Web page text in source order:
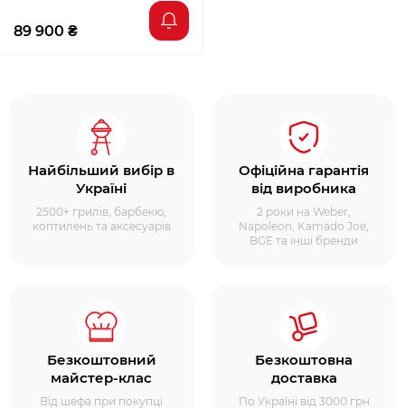
89 900 ₴
Найбільший вибір в
Україні
2500+ грилів, барбекю,
коптилень та аксесуарів
Офіційна гарантія
від виробника
2 роки на Weber,
Napoleon, Kamado Joe,
BGE та інші бренди
Безкоштовний
майстер-клас
Від шефа при покупці
Безкоштовна
доставка
По Україні від 3000 грн